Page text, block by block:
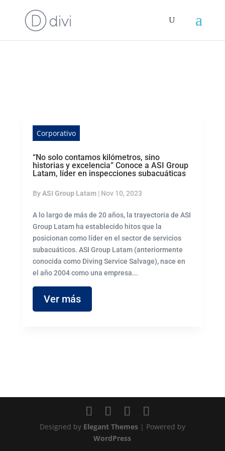
Corporativo
“No solo contamos kilómetros, sino
historias y excelencia” Conoce a ASI Group
Latam, líder en inspecciones subacuáticas
ByASI Group Latam| Nov 10, 2023
A lo largo de más de 20 años, la trayectoria de ASI
Group Latam ha establecido hitos que la
posicionan como líder en el sector de servicios
subacuáticos. ASI Group Latam (anteriormente
conocida como Diving Service Salvage), nace en
el año 2004 como una empresa...
Ver más
Designed by Elegant Themes| Powered by
WordPress